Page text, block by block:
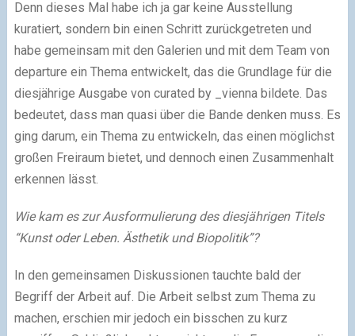
Denn dieses Mal habe ich ja gar keine Ausstellung
kuratiert, sondern bin einen Schritt zurückgetreten und
habe gemeinsam mit den Galerien und mit dem Team von
departure ein Thema entwickelt, das die Grundlage für die
diesjährige Ausgabe von curated by _vienna bildete. Das
bedeutet, dass man quasi über die Bande denken muss. Es
ging darum, ein Thema zu entwickeln, das einen möglichst
großen Freiraum bietet, und dennoch einen Zusammenhalt
erkennen lässt.
Wie kam es zur Ausformulierung des diesjährigen Titels
“Kunst oder Leben. Ästhetik und Biopolitik”?
In den gemeinsamen Diskussionen tauchte bald der
Begriff der Arbeit auf. Die Arbeit selbst zum Thema zu
machen, erschien mir jedoch ein bisschen zu kurz